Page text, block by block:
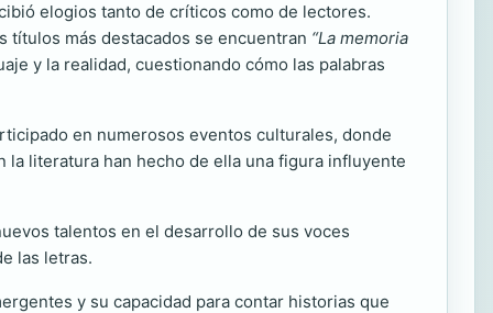
elogios tanto de críticos como de lectores.
títulos más destacados se encuentran “La memoria
y la realidad, cuestionando cómo las palabras
en numerosos eventos culturales, donde
literatura han hecho de ella una figura influyente
talentos en el desarrollo de sus voces
las letras.
y su capacidad para contar historias que